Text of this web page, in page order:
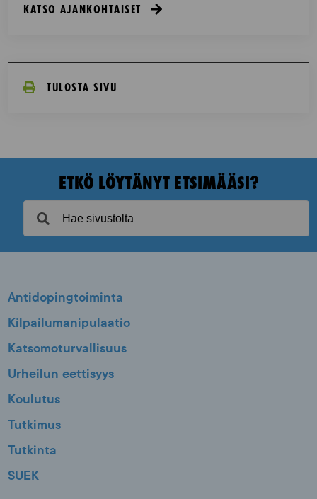
KATSO AJANKOHTAISET
TULOSTA SIVU
ETKÖ LÖYTÄNYT ETSIMÄÄSI?
Antidopingtoiminta
Kilpailumanipulaatio
Katsomoturvallisuus
Urheilun eettisyys
Koulutus
Tutkimus
Tutkinta
SUEK